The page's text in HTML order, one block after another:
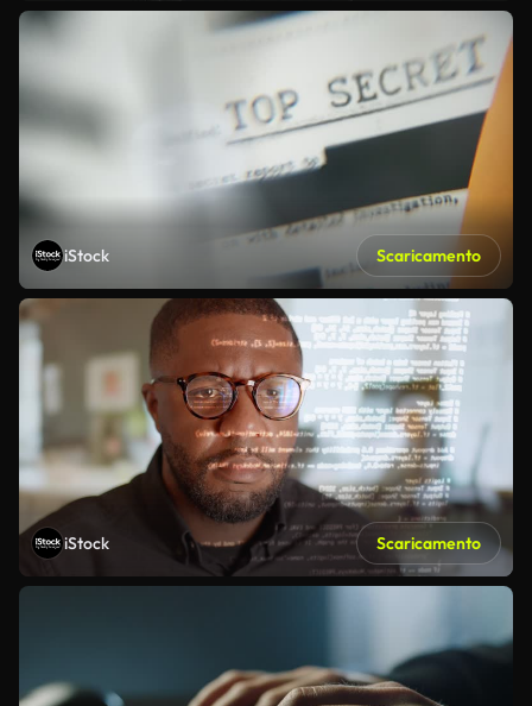
iStock Scaricamento
iStock Scaricamento